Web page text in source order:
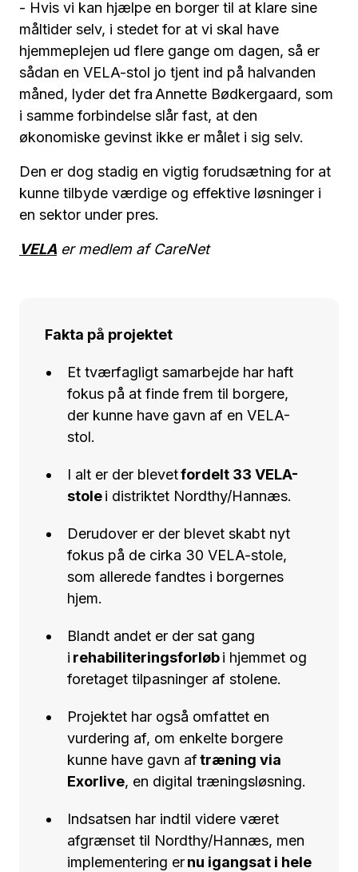
- Hvis vi kan hjælpe en borger til at klare sine
måltider selv, i stedet for at vi skal have
hjemmeplejen ud flere gange om dagen, så er
sådan en VELA-stol jo tjent ind på halvanden
måned, lyder det fra Annette Bødkergaard, som
i samme forbindelse slår fast, at den
økonomiske gevinst ikke er målet i sig selv.
Den er dog stadig en vigtig forudsætning for at
kunne tilbyde værdige og effektive løsninger i
en sektor under pres.
VELA er medlem af CareNet
Fakta på projektet
Et tværfagligt samarbejde har haft
fokus på at finde frem til borgere,
der kunne have gavn af en VELA-
stol.
I alt er der blevetfordelt 33 VELA-
stolei distriktet Nordthy/Hannæs.
Derudover er der blevet skabt nyt
fokus på de cirka 30 VELA-stole,
som allerede fandtes i borgernes
hjem.
Blandt andet er der sat gang
i rehabiliteringsforløbi hjemmet og
foretaget tilpasninger af stolene.
Projektet har også omfattet en
vurdering af, om enkelte borgere
kunne have gavn aftræning via
Exorlive, en digital træningsløsning.
Indsatsen har indtil videre været
afgrænset til Nordthy/Hannæs, men
implementering ernu igangsat i hele